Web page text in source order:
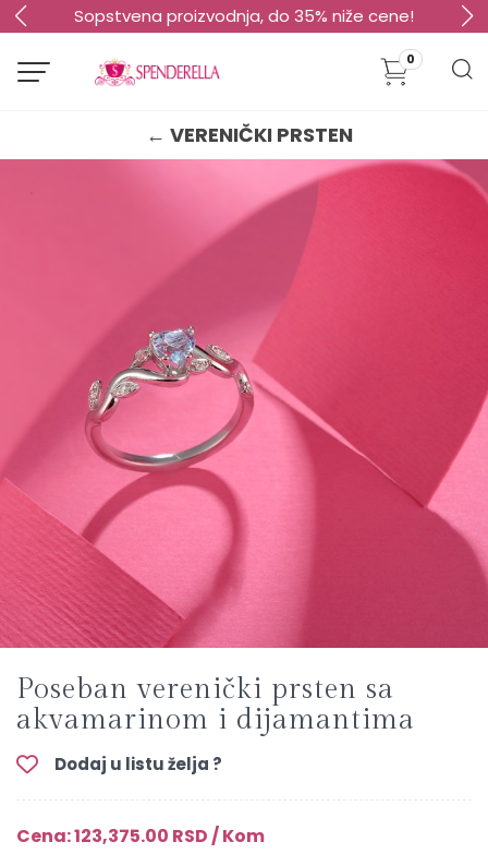
Sopstvena proizvodnja, do 35% niže cene!
0
← VERENIČKI PRSTEN
Poseban verenički prsten sa
akvamarinom i dijamantima
Dodaj u listu želja ?
Cena: 123,375.00 RSD / Kom